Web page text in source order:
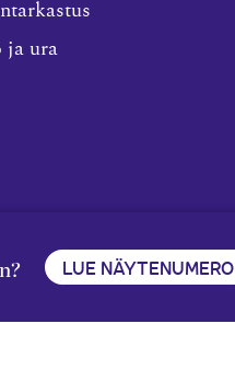
ja ura
LUE NÄYTENUMERO